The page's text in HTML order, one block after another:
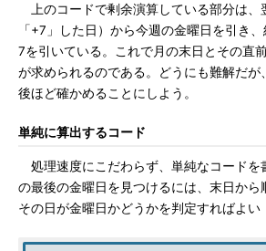
上のコードで剰余演算している部分は、
「+7」した日）から今週の金曜日を引き
7を引いている。これで月の末日とその直
が求められるのである。どうにも難解だが
後ほど確かめることにしよう。
単純に算出するコード
処理速度にこだわらず、単純なコードを
の最後の金曜日を見つけるには、末日から
その日が金曜日かどうかを判定すればよい